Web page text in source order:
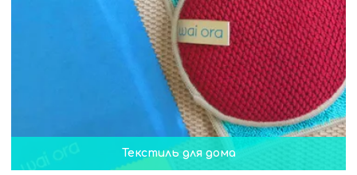
Текстиль для дома